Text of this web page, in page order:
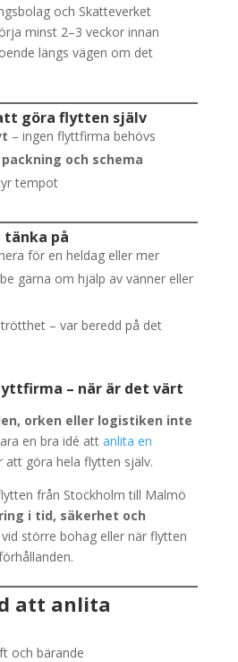
och Skatteverket
minst 2–3 veckor innan
längs vägen om det
göra flytten själv
– ingen flyttfirma behövs
och schema
tempot
på
för en heldag eller mer
gärna om hjälp av vänner eller
– var beredd på det
– när är det värt
orken eller logistiken inte
en bra idé att anlita en
att göra hela flytten själv.
från Stockholm till Malmö
i tid, säkerhet och
större bohag eller när flytten
att anlita
och bärande